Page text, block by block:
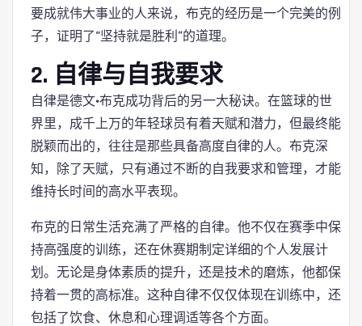
要成就伟大事业的人来说，布克的经历是一个完美的例
子，证明了“坚持就是胜利”的道理。
2. 自律与自我要求
自律是德文·布克成功背后的另一大秘诀。在篮球的世
界里，成千上万的年轻球员有着天赋和潜力，但最终能
脱颖而出的，往往是那些具备高度自律的人。布克深
知，除了天赋，只有通过不断的自我要求和管理，才能
维持长时间的高水平表现。
布克的日常生活充满了严格的自律。他不仅在赛季中保
持高强度的训练，还在休赛期制定详细的个人发展计
划。无论是身体素质的提升，还是技术的磨炼，他都保
持着一贯的高标准。这种自律不仅仅体现在训练中，还
包括了饮食、休息和心理调适等各个方面。